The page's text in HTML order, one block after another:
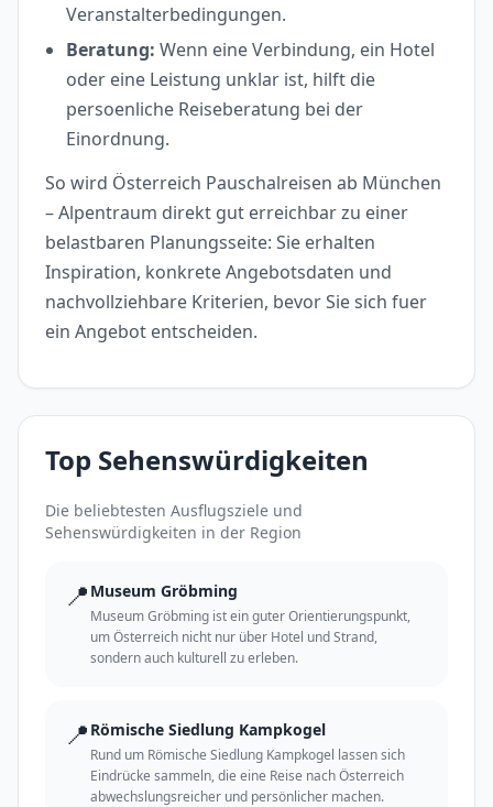
Veranstalterbedingungen.
Beratung: Wenn eine Verbindung, ein Hotel
oder eine Leistung unklar ist, hilft die
persoenliche Reiseberatung bei der
Einordnung.
So wird Österreich Pauschalreisen ab München
– Alpentraum direkt gut erreichbar zu einer
belastbaren Planungsseite: Sie erhalten
Inspiration, konkrete Angebotsdaten und
nachvollziehbare Kriterien, bevor Sie sich fuer
ein Angebot entscheiden.
Top Sehenswürdigkeiten
Die beliebtesten Ausflugsziele und
Sehenswürdigkeiten in der Region
📍 Museum Gröbming
Museum Gröbming ist ein guter Orientierungspunkt,
um Österreich nicht nur über Hotel und Strand,
sondern auch kulturell zu erleben.
📍 Römische Siedlung Kampkogel
Rund um Römische Siedlung Kampkogel lassen sich
Eindrücke sammeln, die eine Reise nach Österreich
abwechslungsreicher und persönlicher machen.